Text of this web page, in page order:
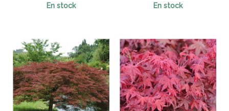
En stock En stock